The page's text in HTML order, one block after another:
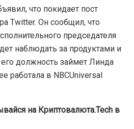
что покидает пост
Twitter. Он сообщил, что
председателя
наблюдать за продуктами и
должность займет Линда
работала в NBCUniversal
на Криптовалюта.Tech в